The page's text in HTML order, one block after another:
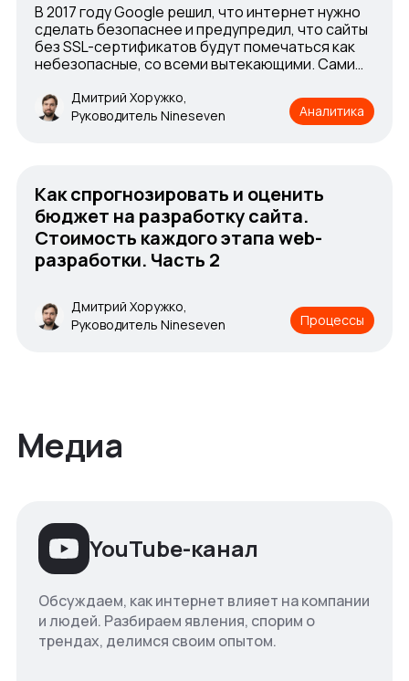
В 2017 году Google решил, что интернет нужно
сделать безопаснее и предупредил, что сайты
без SSL-сертификатов будут помечаться как
небезопасные, со всеми вытекающими. Сами
сама технология известна и принялась банками
для создания защищенных соединений ещё
Дмитрий Хоружко,
Руководитель Nineseven
Аналитика
Как спрогнозировать и оценить
бюджет на разработку сайта.
Стоимость каждого этапа web-
разработки. Часть 2
Дмитрий Хоружко,
Руководитель Nineseven
Процессы
Медиа
YouTube-канал
Обсуждаем, как интернет влияет на компании
и людей. Разбираем явления, спорим о
трендах, делимся своим опытом.